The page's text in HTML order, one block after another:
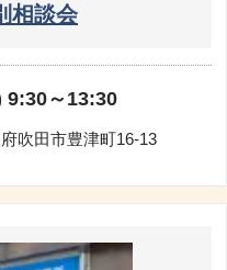
相談会
9:30～13:30
吹田市豊津町16-13